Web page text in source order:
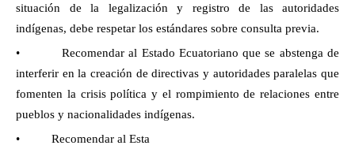
situación de la legalización y registro de las autoridades
indígenas, debe respetar los estándares sobre consulta previa.
• Recomendar al Estado Ecuatoriano que se abstenga de
interferir en la creación de directivas y autoridades paralelas que
fomenten la crisis política y el rompimiento de relaciones entre
pueblos y nacionalidades indígenas.
• Recomendar al Esta